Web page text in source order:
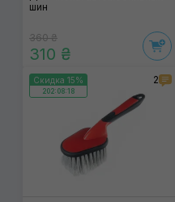
шин
360 ₴
310 ₴
Скидка 15%
202:08:17
2